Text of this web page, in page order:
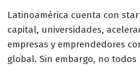
Latinoamérica cuenta con
capital, universidades,
empresas y emprendedores
global. Sin embargo, no todos